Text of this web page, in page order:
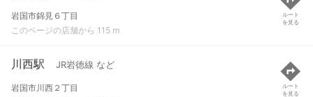
岩国市錦見６丁目
このページの店舗から 115 m
ルート
を見る
川西駅 JR岩徳線 など
岩国市川西２丁目
ルート
を見る